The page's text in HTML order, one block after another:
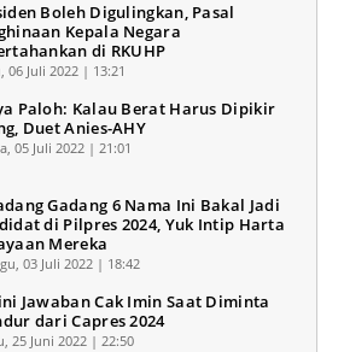
Boleh Digulingkan, Pasal
Kepala Negara
di RKUHP
06 Juli 2022 | 13:21
Paloh: Kalau Berat Harus Dipikir
Duet Anies-AHY
05 Juli 2022 | 21:01
Gadang 6 Nama Ini Bakal Jadi
di Pilpres 2024, Yuk Intip Harta
Mereka
03 Juli 2022 | 18:42
Jawaban Cak Imin Saat Diminta
dari Capres 2024
25 Juni 2022 | 22:50